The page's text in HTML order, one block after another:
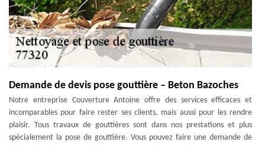
Demande de devis pose gouttière – Beton Bazoches
Notre entreprise Couverture Antoine offre des services efficaces et
incomparables pour faire rester ses clients, mais aussi pour les rendre
plaisir. Tous travaux de gouttières sont dans nos prestations et plus
spécialement la pose de gouttière. Vous pouvez faire une demande de